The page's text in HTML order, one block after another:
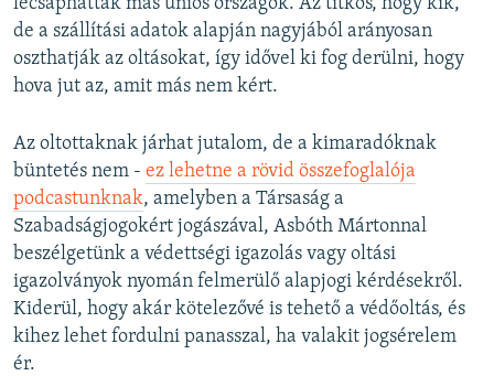
1080p
de a szállítási adatok alapján nagyjából arányosan
oszthatják az oltásokat, így idővel ki fog derülni, hogy
hova jut az, amit más nem kért.
Az oltottaknak járhat jutalom, de a kimaradóknak
büntetés nem - ez lehetne a rövid összefoglalója
podcastunknak, amelyben a Társaság a
Szabadságjogokért jogászával, Asbóth Mártonnal
beszélgetünk a védettségi igazolás vagy oltási
igazolványok nyomán felmerülő alapjogi kérdésekről.
Kiderül, hogy akár kötelezővé is tehető a védőoltás, és
kihez lehet fordulni panasszal, ha valakit jogsérelem
ér.